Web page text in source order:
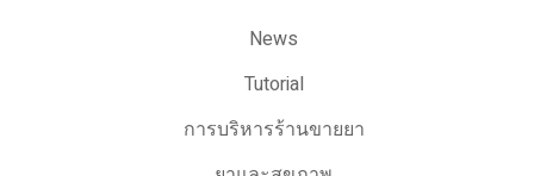
News
Tutorial
การบริหารร้านขายยา